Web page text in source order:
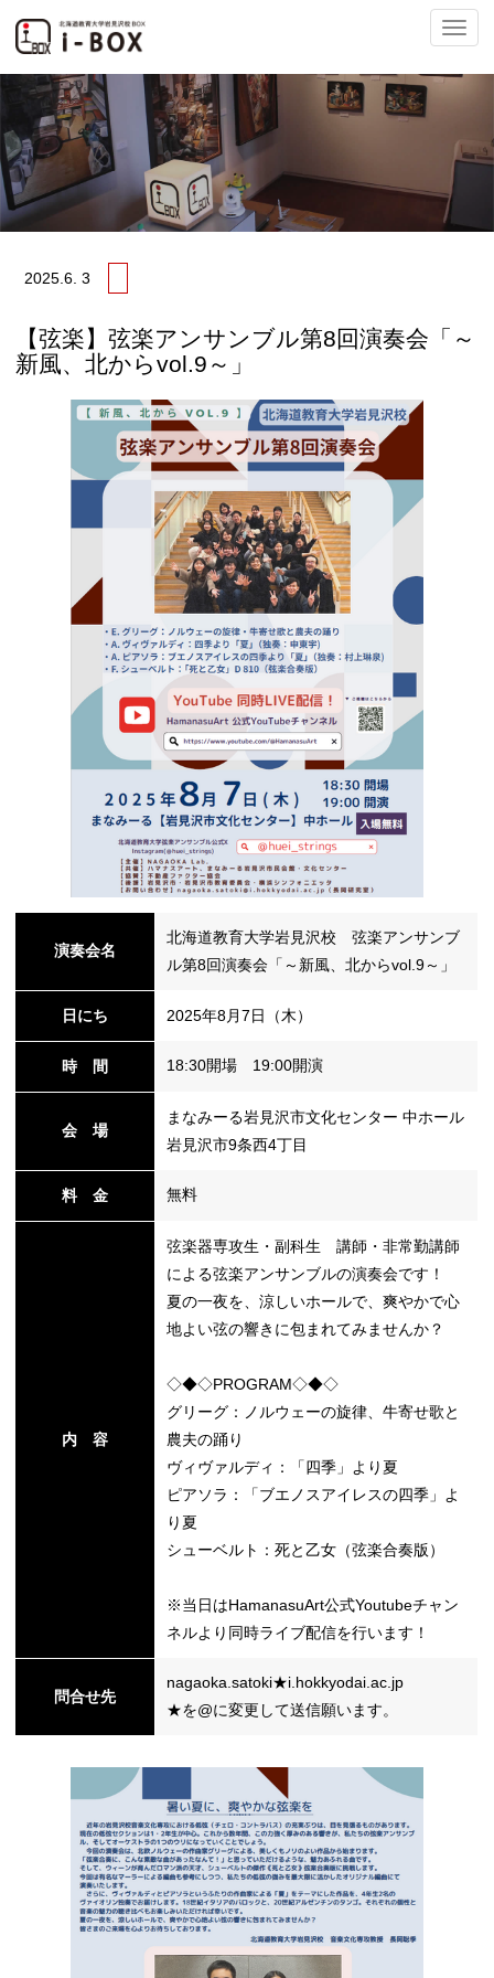
ナ
ビ
2025. 6. 3
【弦楽】弦楽アンサンブル第8回演奏会「～
新風、北からvol.9～」
演奏会名
北海道教育大学岩見沢校 弦楽アンサンブ
ル第8回演奏会「～新風、北からvol.9～」
日にち 2025年8月7日（木）
時 間 18:30開場 19:00開演
会 場
まなみーる岩見沢市文化センター 中ホール
岩見沢市9条西4丁目
料 金 無料
内 容
弦楽器専攻生・副科生 講師・非常勤講師
による弦楽アンサンブルの演奏会です！
夏の一夜を、涼しいホールで、爽やかで心
地よい弦の響きに包まれてみませんか？
◇◆◇PROGRAM◇◆◇
グリーグ：ノルウェーの旋律、牛寄せ歌と
農夫の踊り
ヴィヴァルディ：「四季」より夏
ピアソラ：「ブエノスアイレスの四季」よ
り夏
シューベルト：死と乙女（弦楽合奏版）
※当日はHamanasuArt公式Youtubeチャン
ネルより同時ライブ配信を行います！
問合せ先
nagaoka.satoki★i.hokkyodai.ac.jp
★を@に変更して送信願います。